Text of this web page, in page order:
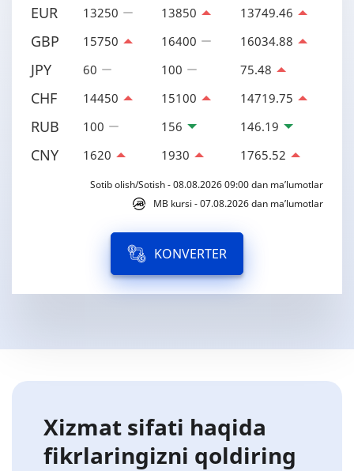
EUR 13250 13850 13749.46
GBP 15750 16400 16034.88
JPY 60 100 75.48
CHF 14450 15100 14719.75
RUB 100 156 146.19
CNY 1620 1930 1765.52
Sotib olish/Sotish - 08.08.2026 09:00 dan ma’lumotlar
MB kursi - 07.08.2026 dan ma’lumotlar
KONVERTER
Xizmat sifati haqida
fikrlaringizni qoldiring